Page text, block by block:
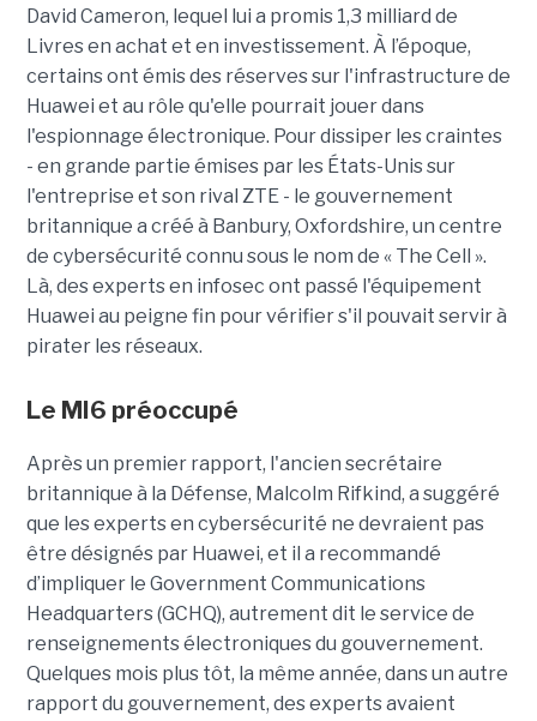
David Cameron, lequel lui a promis 1,3 milliard de
Livres en achat et en investissement. À l’époque,
certains ont émis des réserves sur l'infrastructure de
Huawei et au rôle qu'elle pourrait jouer dans
l'espionnage électronique. Pour dissiper les craintes
- en grande partie émises par les États-Unis sur
l'entreprise et son rival ZTE - le gouvernement
britannique a créé à Banbury, Oxfordshire, un centre
de cybersécurité connu sous le nom de « The Cell ».
Là, des experts en infosec ont passé l'équipement
Huawei au peigne fin pour vérifier s'il pouvait servir à
pirater les réseaux.
Le MI6 préoccupé
Après un premier rapport, l'ancien secrétaire
britannique à la Défense, Malcolm Rifkind, a suggéré
que les experts en cybersécurité ne devraient pas
être désignés par Huawei, et il a recommandé
d’impliquer le Government Communications
Headquarters (GCHQ), autrement dit le service de
renseignements électroniques du gouvernement.
Quelques mois plus tôt, la même année, dans un autre
rapport du gouvernement, des experts avaient